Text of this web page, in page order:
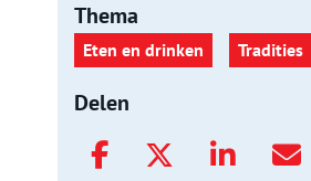
Thema
Eten en drinken Tradities
Delen